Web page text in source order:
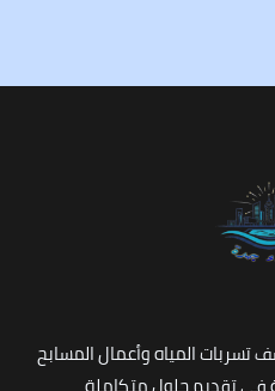
المياه وأعمال المسابح